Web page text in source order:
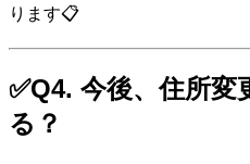
ります📋
✅Q4. 今後、住所
る？